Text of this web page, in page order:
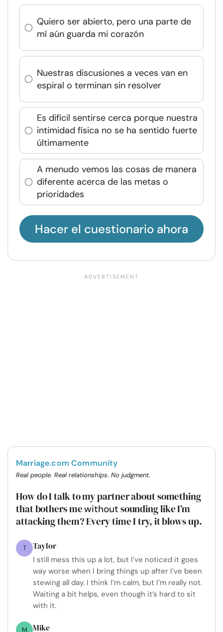
Quiero ser abierto, pero una parte de
mí aún guarda mi corazón
Nuestras discusiones a veces van en
espiral o terminan sin resolver
Es difícil sentirse cerca porque nuestra
intimidad física no se ha sentido fuerte
últimamente
A menudo vemos las cosas de manera
diferente acerca de las metas o
prioridades
Hacer el cuestionario ahora
Marriage.com Community
Real people. Real relationships. No judgment.
How do I talk to my partner about something
that bothers mewithout sounding like I’m
attacking them? Every time I try, it blows up.
T Taylor
I still mess this up a lot, but I’ve noticed it goes
way worse when I bring things up after I’ve been
stewing all day. I think I’m calm, but I’m really not.
Waiting a bit helps, even though it’s hard to sit
with it.
M Mike